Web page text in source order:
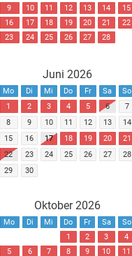
9
10 11 12 13 14
15
16
17 18 19 20 21
22
23
24 25 26 27 28
Juni 2026
Mo Di Mi Do Fr Sa
So
1
2 3 4 5 6
7
8
9 10 11 12 13
14
15
16 17 18 19 20
21
22
23 24 25 26 27
28
29
30
Oktober 2026
Mo Di Mi Do Fr Sa
So
1
2 3
4
5
6 7 8 9 10 11